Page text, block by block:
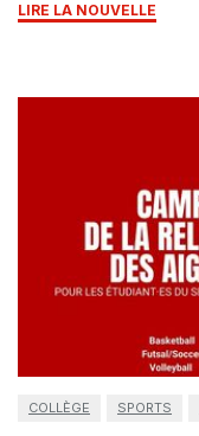
LIRE LA NOUVELLE
COLLÈGE SPORTS